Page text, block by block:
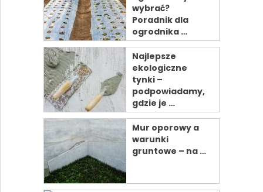
wybrać?
Poradnik dla
ogrodnika …
Najlepsze
ekologiczne
tynki –
podpowiadamy,
gdzie je …
Mur oporowy a
warunki
gruntowe – na …